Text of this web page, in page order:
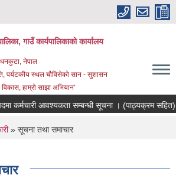
गाउँ कार्यपालिकाको कार्यालय
नेपाल
पर्यटकीय स्थल चौविसेको सान - सुशासन
विकास, हाम्रो साझा अभियान'
कर्मचारी आवश्यकता सम्बन्धी सूचना । (पाठ्यक्रम सहित)
» सूचना तथा समाचार